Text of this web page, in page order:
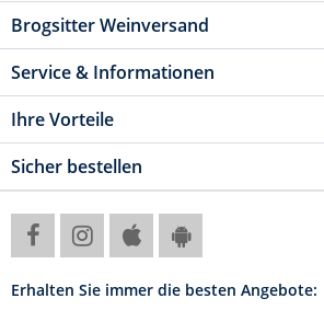
Brogsitter Weinversand
Service & Informationen
Ihre Vorteile
Sicher bestellen
Erhalten Sie immer die besten Angebote: